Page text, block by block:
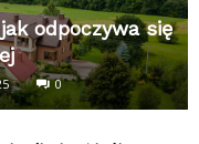
odpoczywa się
0